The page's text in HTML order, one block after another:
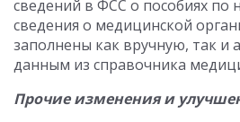
сведений в ФСС о пособиях по
сведения о медицинской
заполнены как вручную, так и
данным из справочника
Прочие изменения и